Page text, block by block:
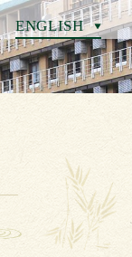
ENGLISH